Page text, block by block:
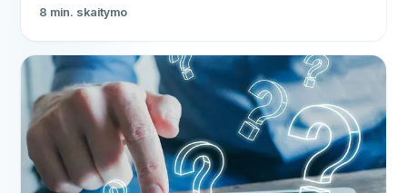
8 min. skaitymo